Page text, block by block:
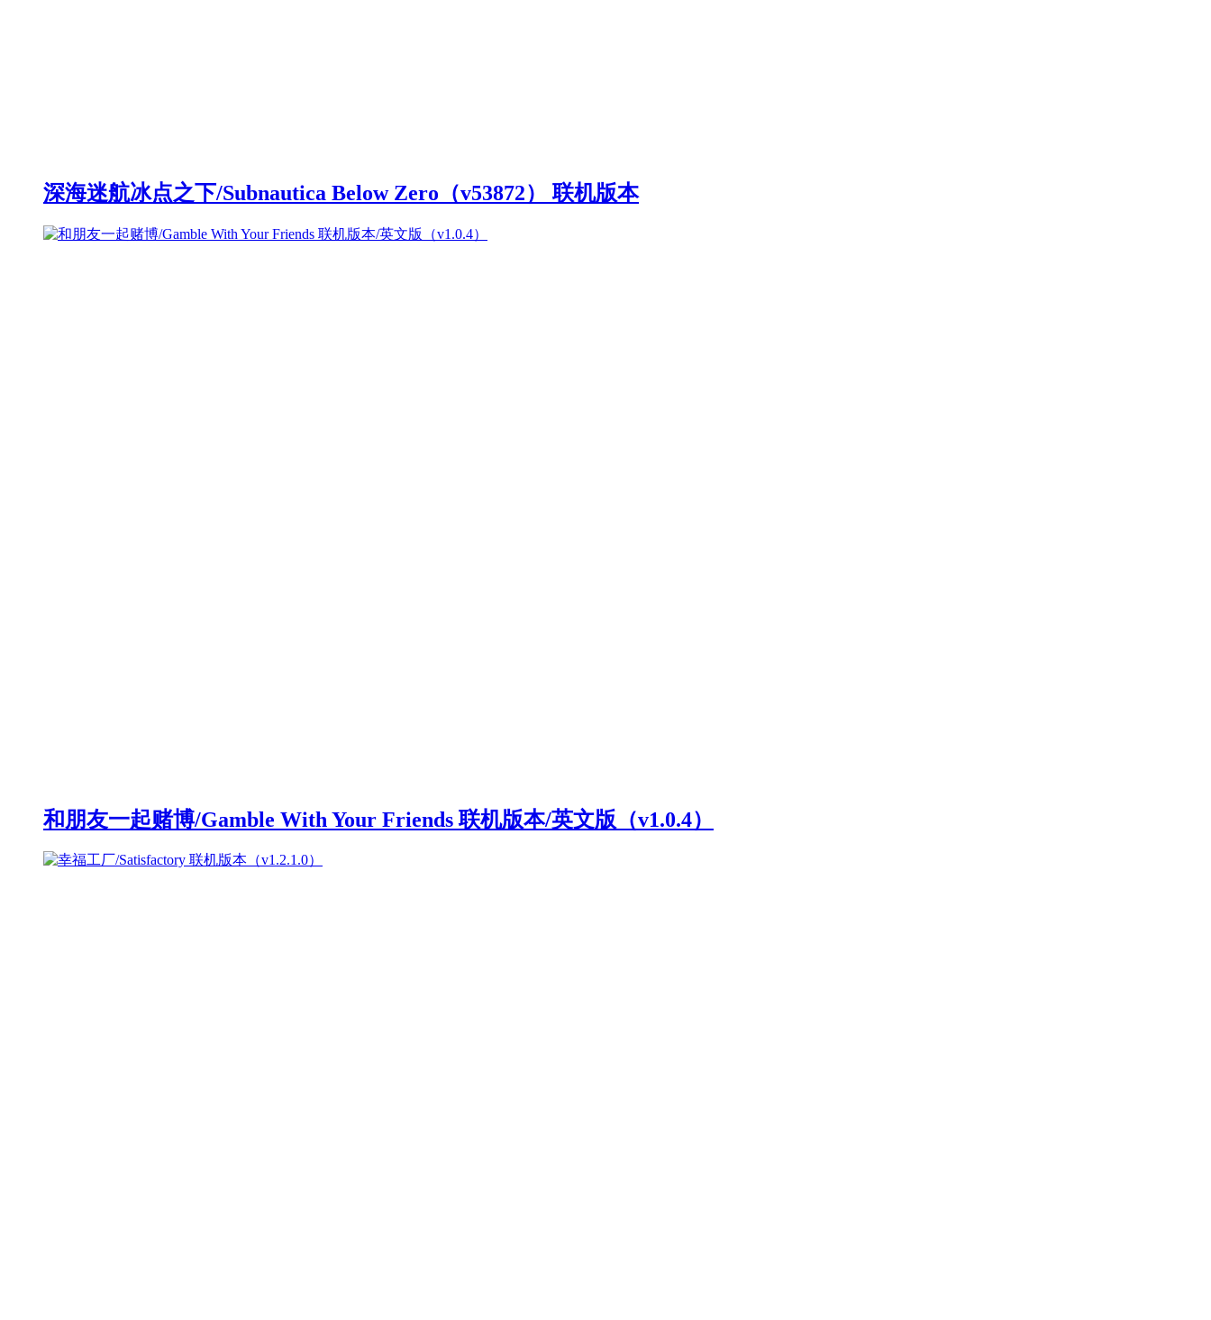
深海迷航冰点之下/Subnautica Below Zero（v53872） 联机版本
和朋友一起赌博/Gamble With Your Friends 联机版本/英文版（v1.0.4）